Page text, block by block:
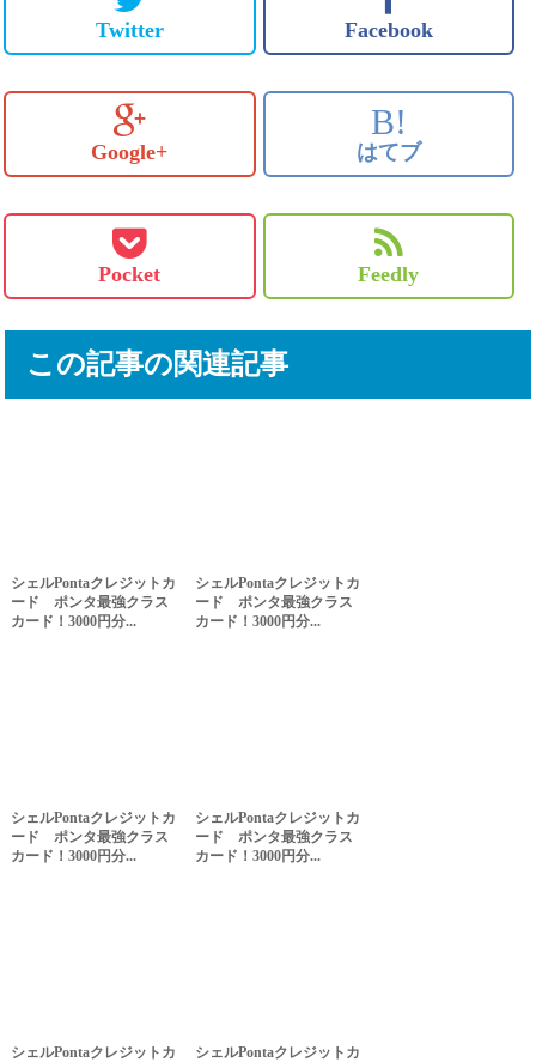
Twitter Facebook
Google+
B!
はてブ
Pocket Feedly
この記事の関連記事
シェルPontaクレジットカ
ード ポンタ最強クラス
カード！3000円分...
シェルPontaクレジットカ
ード ポンタ最強クラス
カード！3000円分...
シェルPontaクレジットカ
ード ポンタ最強クラス
カード！3000円分...
シェルPontaクレジットカ
ード ポンタ最強クラス
カード！3000円分...
シェルPontaクレジットカ
シェルPontaクレジットカ